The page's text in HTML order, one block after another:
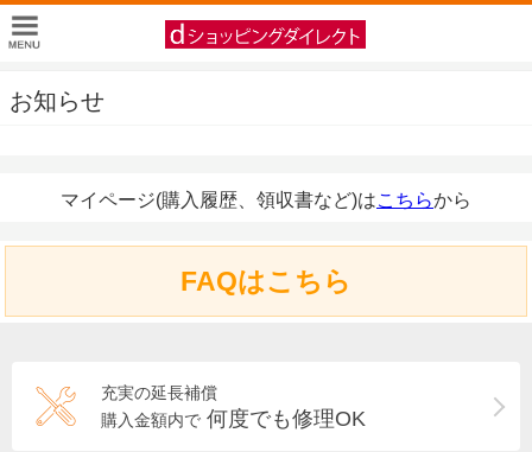
お知らせ
マイページ(購入履歴、領収書など)はこちらから
FAQはこちら
充実の延長補償
購入金額内で 何度でも修理OK